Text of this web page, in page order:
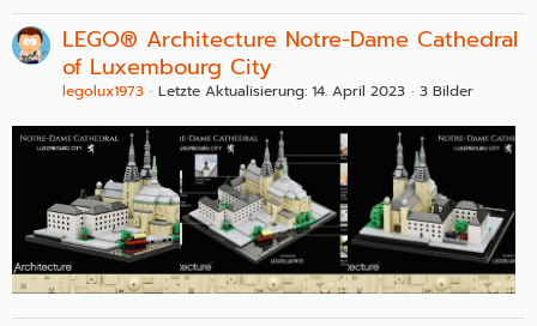
LEGO® Architecture Notre-Dame Cathedral
of Luxembourg City
legolux1973 Letzte Aktualisierung: 14. April 2023 3 Bilder